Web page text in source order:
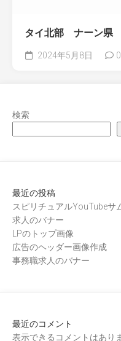
タイ北部 ナーン県
2024年5月8日 0
検索
最近の投稿
スピリチュアルYouTubeサ
求人のバナー
LPのトップ画像
広告のヘッダー画像作成
事務職求人のバナー
最近のコメント
表示できるコメントはあり